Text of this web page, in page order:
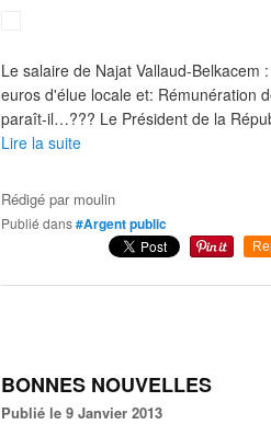
Le salaire de Najat Vallaud-
euros d'élue locale et: Rémunération
paraît-il…??? Le Président de la
Lire la suite
Rédigé par moulin
Publié dans#Argent public
BONNES NOUVELLES
Publié le 9 Janvier 2013